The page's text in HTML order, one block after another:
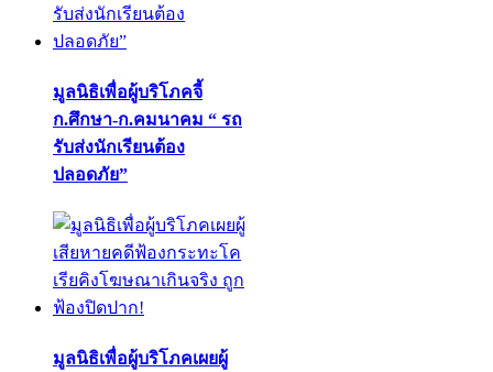
มูลนิธิเพื่อผู้บริโภคจี้
ก.ศึกษา-ก.คมนาคม “ รถ
รับส่งนักเรียนต้อง
ปลอดภัย”
มูลนิธิเพื่อผู้บริโภคเผยผู้